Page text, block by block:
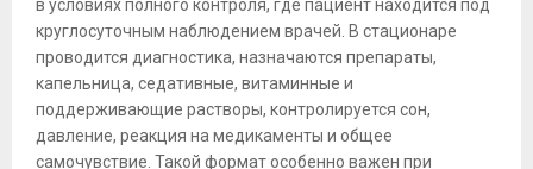
в условиях полного контроля, где пациент находится под
круглосуточным наблюдением врачей. В стационаре
проводится диагностика, назначаются препараты,
капельница, седативные, витаминные и
поддерживающие растворы, контролируется сон,
давление, реакция на медикаменты и общее
самочувствие. Такой формат особенно важен при